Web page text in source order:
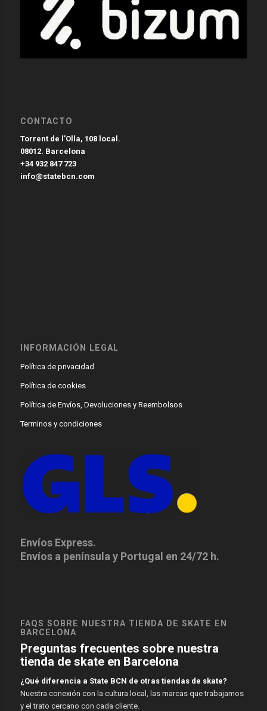
CONTACTO
Torrent de l’Olla, 108 local.
08012. Barcelona
+34 932 847 723
info@statebcn.com
INFORMACIÓN LEGAL
Política de privacidad
Política de cookies
Política de Envíos, Devoluciones y Reembolsos
Terminos y condiciones
Envíos Express.
Envíos a península y Portugal en 24/72 h.
FAQS SOBRE NUESTRA TIENDA DE SKATE EN
BARCELONA
Preguntas frecuentes sobre nuestra
tienda de skate en Barcelona
¿Qué diferencia a State BCN de otras tiendas de skate?
Nuestra conexión con la cultura local, las marcas que trabajamos
y el trato cercano con cada cliente.